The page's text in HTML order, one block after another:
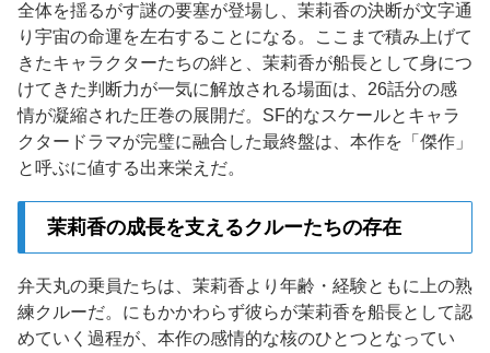
全体を揺るがす謎の要塞が登場し、茉莉香の決断が文字通
り宇宙の命運を左右することになる。ここまで積み上げて
きたキャラクターたちの絆と、茉莉香が船長として身につ
けてきた判断力が一気に解放される場面は、26話分の感
情が凝縮された圧巻の展開だ。SF的なスケールとキャラ
クタードラマが完璧に融合した最終盤は、本作を「傑作」
と呼ぶに値する出来栄えだ。
茉莉香の成長を支えるクルーたちの存在
弁天丸の乗員たちは、茉莉香より年齢・経験ともに上の熟
練クルーだ。にもかかわらず彼らが茉莉香を船長として認
めていく過程が、本作の感情的な核のひとつとなってい